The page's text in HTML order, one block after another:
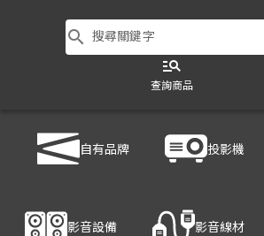
search 搜尋關鍵字
manage_search
查詢商品
自有品牌 投影機
影音設備 影音線材
HANWELL 捍衛科技 SB-4144